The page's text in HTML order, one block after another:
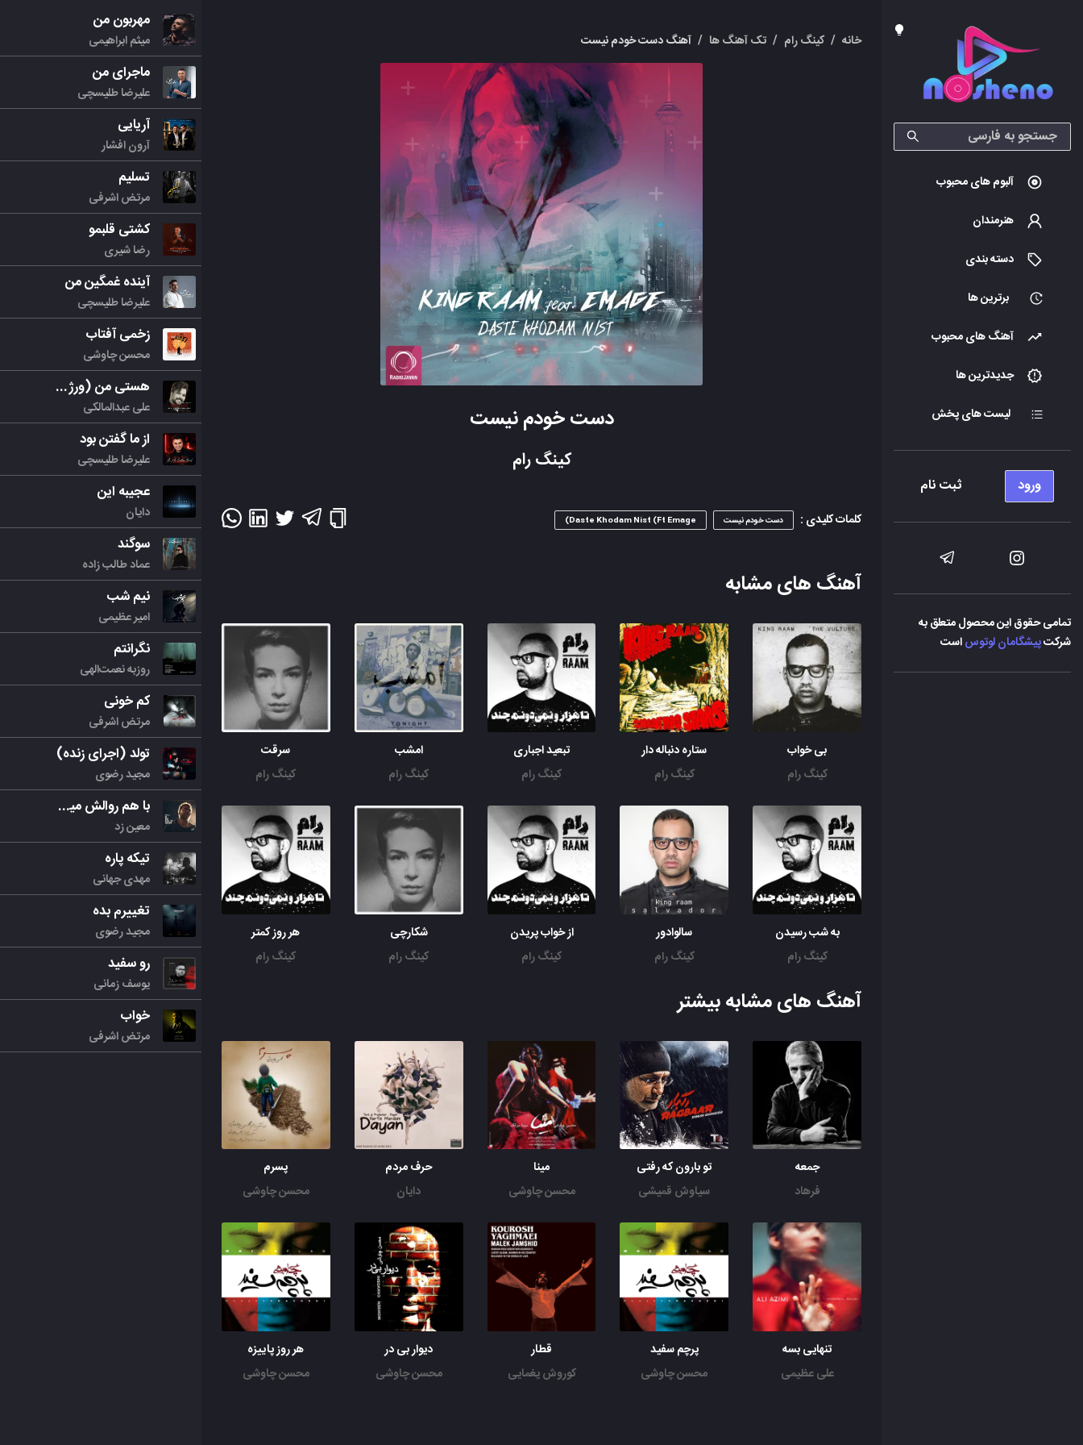
آلبوم های محبوب
هنرمندان
دسته بندی
برترین ها
آهنگ های محبوب
جدیدترین ها
لیست های پخش
ورود ثبت نام
تمامی حقوق این محصول متعلق به
شرکتپیشگامان لوتوساست
خانه / کینگ رام / تک آهنگ ها / آهنگ دست خودم نیست
دست خودم نیست
کینگ رام
کلمات کلیدی : دست خودم نیست Daste Khodam Nist (Ft Emage)
آهنگ های مشابه
بی خواب
کینگ رام
ستاره دنباله دار
کینگ رام
تبعید اجباری
کینگ رام
امشب
کینگ رام
سرقت
کینگ رام
به شب رسیدن
کینگ رام
سالوادور
کینگ رام
از خواب پریدن
کینگ رام
شکارچی
کینگ رام
هر روز کمتر
کینگ رام
آهنگ های مشابه بیشتر
جمعه‌
فرهاد
تو بارون که رفتی
سیاوش قمیشی
مینا
محسن چاوشی
حرف مردم
دایان
پسرم
محسن چاوشی
تنهایی بسه
علی عظیمی
پرچم سفید
محسن چاوشی
قطار
کوروش یغمایی
دیوار بی در
محسن چاوشی
هر روز پاییزه
محسن چاوشی
مهربون من
میثم ابراهیمی
ماجرای من
علیرضا طلیسچی
آریایی
آرون افشار
تسلیم
مرتض اشرفی
کشتی قلبمو
رضا شیری
آینده غمگین من
علیرضا طلیسچی
زخمی آفتاب
محسن چاوشی
هستی من (ورژن جدید)
علی عبدالمالکی
از ما گفتن بود
علیرضا طلیسچی
عجیبه این
دایان
سوگند
عماد طالب زاده
نیم شب
امیر عظیمی
نگرانتم
روزبه نعمت‌الهی
کم خونی
مرتض اشرفی
تولد (اجرای زنده)
مجید رضوی
با هم روالش میکنیم
معین زد
تیکه پاره
مهدی جهانی
تغییرم بده
مجید رضوی
رو سفید
یوسف زمانی
خواب
مرتض اشرفی